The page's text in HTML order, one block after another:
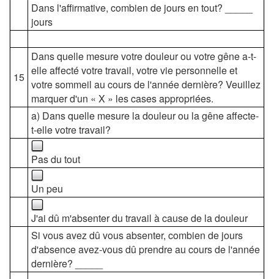
Dans l'affirmative, combien de jours en tout? _____
jours
15
Dans quelle mesure votre douleur ou votre gêne a-t-
elle affecté votre travail, votre vie personnelle et
votre sommeil au cours de l'année dernière? Veuillez
marquer d'un « X » les cases appropriées.
a) Dans quelle mesure la douleur ou la gêne affecte-
t-elle votre travail?
Pas du tout
Un peu
J'ai dû m'absenter du travail à cause de la douleur
Si vous avez dû vous absenter, combien de jours
d'absence avez-vous dû prendre au cours de l'année
dernière? _____